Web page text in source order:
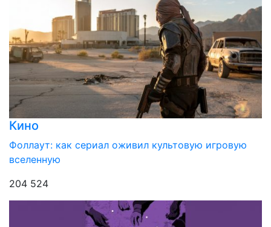
Кино
Фоллаут: как сериал оживил культовую игровую
вселенную
204 524